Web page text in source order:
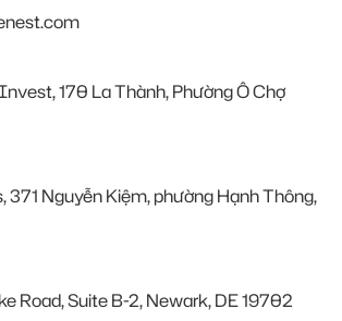
170 La Thành, Phường Ô Chợ
371 Nguyễn Kiệm, phường Hạnh Thông,
Road, Suite B-2, Newark, DE 19702